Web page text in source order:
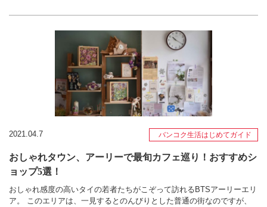
2021.04.7 バンコク生活はじめてガイド
おしゃれタウン、アーリーで最旬カフェ巡り！おすすめシ
ョップ5選！
おしゃれ感度の高いタイの若者たちがこぞって訪れるBTSアーリーエリ
ア。 このエリアは、一見するとのんびりとした普通の街なのですが、